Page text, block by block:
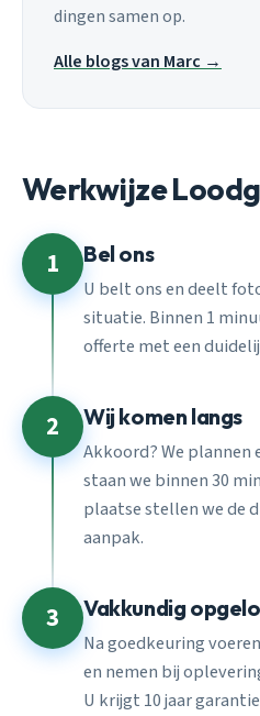
dingen samen op.
Alle blogs van Marc →
Werkwijze
1 Bel ons
U belt ons en deelt
situatie. Binnen 1
offerte met een
2 Wij komen langs
Akkoord? We plannen
staan we binnen 30
plaatse stellen we de
aanpak.
3 Vakkundig
Na goedkeuring
en nemen bij
U krijgt 10 jaar